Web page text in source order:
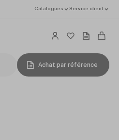
Catalogues Service client
Achat par référence